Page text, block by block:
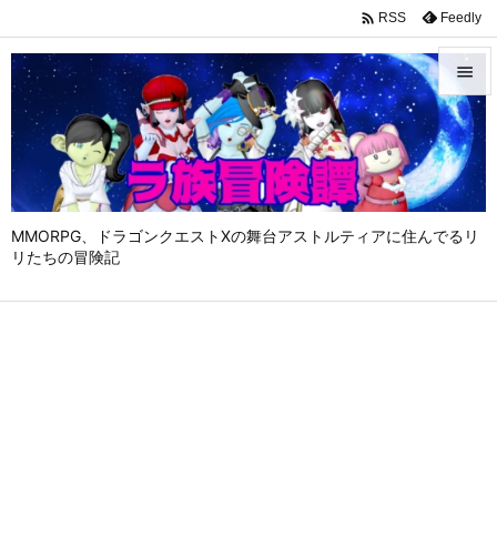
MMORPG、ドラゴンクエストⅩの舞台アストルティアに住んでるリ
リたちの冒険記


メニュ

サイド

 RSS Feedly